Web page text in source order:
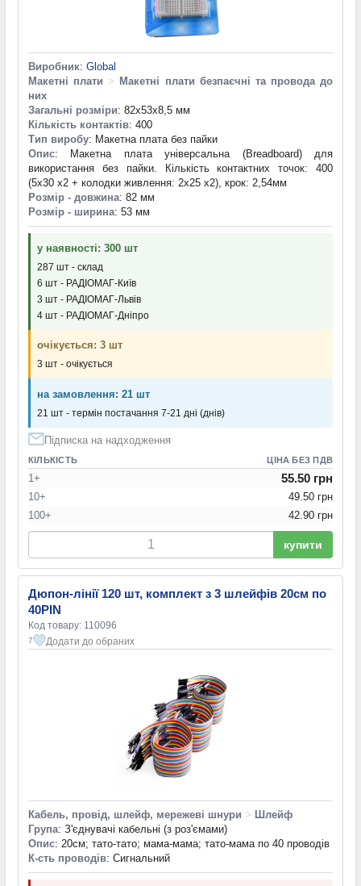
Виробник: Global
Макетні плати > Макетні плати безпаєчні та провода до
них
Загальні розміри: 82x53x8,5 мм
Кількість контактів: 400
Тип виробу: Макетна плата без пайки
Опис: Макетна плата універсальна (Breadboard) для
використання без пайки. Кількість контактних точок: 400
(5х30 х2 + колодки живлення: 2х25 х2), крок: 2,54мм
Розмір - довжина: 82 мм
Розмір - ширина: 53 мм
у наявності: 300 шт
287 шт - склад
6 шт - РАДІОМАГ-Київ
3 шт - РАДІОМАГ-Львів
4 шт - РАДІОМАГ-Дніпро
очікується: 3 шт
3 шт - очікується
на замовлення: 21 шт
21 шт - термін постачання 7-21 дні (днів)
Підписка на надходження
КІЛЬКІСТЬ ЦІНА БЕЗ ПДВ
1+ 55.50 грн
10+
49.50 грн
100+
42.90 грн
купити
Дюпон-лінії 120 шт, комплект з 3 шлейфів 20см по
40PIN
Код товару: 110096
7 Додати до обраних
Кабель, провід, шлейф, мережеві шнури > Шлейф
Група: З'єднувачі кабельні (з роз'ємами)
Опис: 20см; тато-тато; мама-мама; тато-мама по 40 проводів
К-сть проводів: Сигнальний